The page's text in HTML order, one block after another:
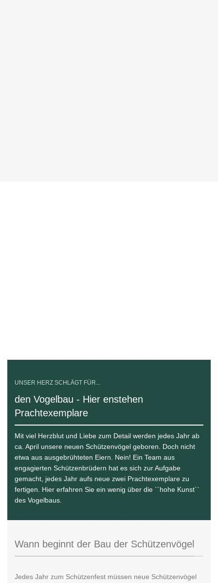
UNSER HERZ SCHLÄGT FÜR...
den Vogelbau - Hier enstehen
Prachtexemplare
Mit viel Herzblut und Liebe zum Detail werden jedes Jahr ab
ca. April unsere neuen Schützenvögel geboren. Doch nicht
etwa aus ausgebrühteten Eiern. Nein! Ein Team aus
engagierten Schützenbrüdern hat es sich zur Aufgabe
gemacht, jedes Jahr aufs neue zwei Prachtexemplare zu
fertigen. Hier erfahren Sie ein wenig über die ``hohe Kunst``
des Vogelbaus.
Wann beginnt der Bau der Schützenvögel
Jedes Jahr zum Schützenfest müssen neue Schützenvögel